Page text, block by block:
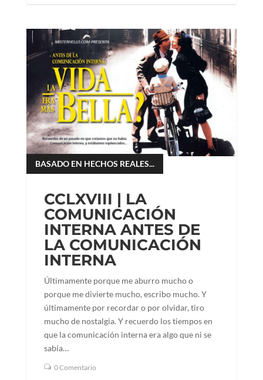
CCLXVIII | LA
COMUNICACIÓN
INTERNA ANTES DE
LA COMUNICACIÓN
INTERNA
BASADO EN HECHOS REALES...
Últimamente porque me aburro mucho o
porque me divierte mucho, escribo mucho. Y
últimamente por recordar o por olvidar, tiro
mucho de nostalgia. Y recuerdo los tiempos en
que la comunicación interna era algo que ni se
sabía…
0 Comentario